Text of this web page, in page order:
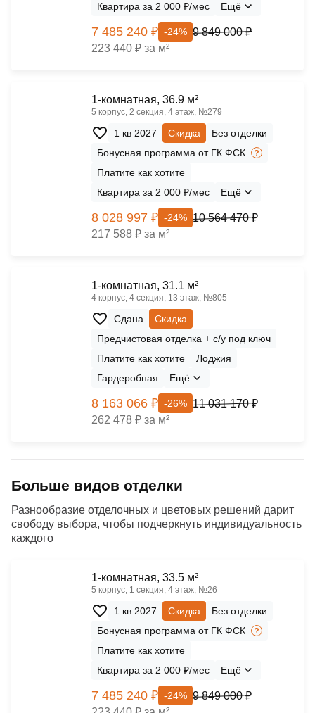
Квартира за 2 000 ₽/мес
Ещё
7 485 240 ₽ -24% 9 849 000 ₽
223 440 ₽ за м²
1-комнатная, 36.9 м²
5 корпус, 2 секция, 4 этаж, №279
1 кв 2027 Скидка
Без отделки
Бонусная программа от ГК ФСК
Платите как хотите
Квартира за 2 000 ₽/мес
Ещё
8 028 997 ₽ -24% 10 564 470 ₽
217 588 ₽ за м²
1-комнатная, 31.1 м²
4 корпус, 4 секция, 13 этаж, №805
Сдана
Скидка
Предчистовая отделка + с/у под ключ
Платите как хотите
Лоджия
Гардеробная
Ещё
8 163 066 ₽ -26% 11 031 170 ₽
262 478 ₽ за м²
Больше видов отделки
Разнообразие отделочных и цветовых решений дарит
свободу выбора, чтобы подчеркнуть индивидуальность
каждого
1-комнатная, 33.5 м²
5 корпус, 1 секция, 4 этаж, №26
1 кв 2027 Скидка
Без отделки
Бонусная программа от ГК ФСК
Платите как хотите
Квартира за 2 000 ₽/мес
Ещё
7 485 240 ₽ -24% 9 849 000 ₽